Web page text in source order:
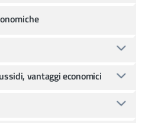
vantaggi economici